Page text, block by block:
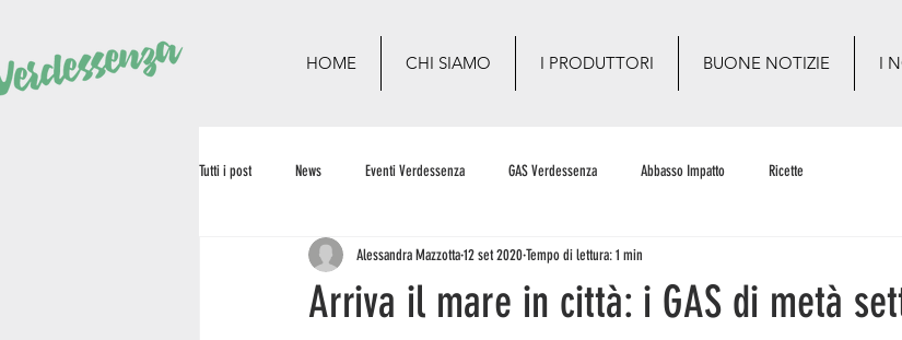
HOME CHI SIAMO I PRODUTTORI BUONE NOTIZIE I
Tutti i post News Eventi Verdessenza GAS Verdessenza Abbasso Impatto Ricette
Arriva il mare in città: i GAS di metà
Alessandra Mazzotta12 set 2020Tempo di lettura: 1 min